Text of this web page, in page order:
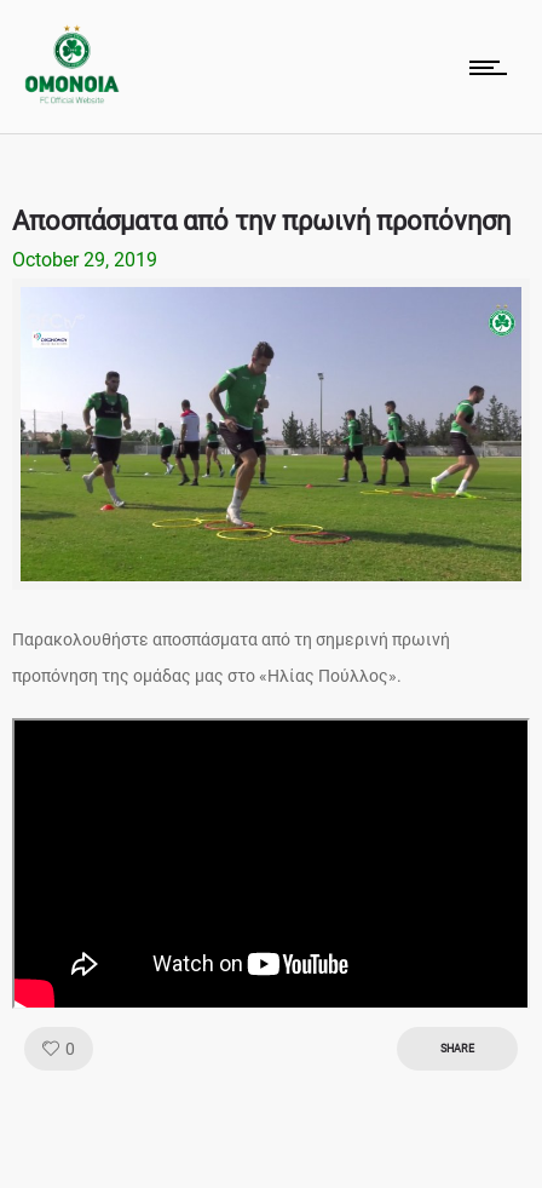
Αποσπάσματα από την πρωινή προπόνηση
October 29, 2019
Παρακολουθήστε αποσπάσματα από τη σημερινή πρωινή
προπόνηση της ομάδας μας στο «Ηλίας Πούλλος».
0 SHARE